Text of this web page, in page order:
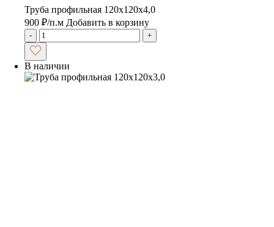
Труба профильная 120х120х4,0
900 ₽/п.м Добавить в корзину
- +
В наличии